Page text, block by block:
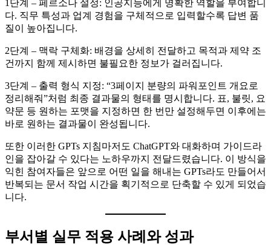
1단계 – 페르소나 설정: 인공지능에게 명확한 역할을 부여합니
다. 직무 특성과 업계 경험을 구체적으로 입력할수록 답변 품
질이 높아집니다.
2단계 – 맥락 구체화: 배경을 상세히 전달하고 목적과 제약 조
건까지 함께 제시하면 불필요한 정보가 걸러집니다.
3단계 – 출력 형식 지정: “3페이지 분량의 파워포인트 개요로
정리해줘”처럼 최종 결과물의 형태를 명시합니다. 표, 불릿, 요
약문 등 원하는 포맷을 지정하면 한 번만 설정해두면 이후에는
바로 원하는 결과물이 완성됩니다.
또한 이러한 GPTs 지침마저도 ChatGPT와 대화하며 가이드라
인을 잡아갈 수 있다는 노하우까지 전달드렸습니다. 이 방식을
익힌 참여자들은 앞으로 어떤 일을 해내는 GPTs라도 만들어서
반복되는 문서 작업 시간을 획기적으로 단축할 수 있게 되었습
니다.
부서별 실무 적용 사례와 성과